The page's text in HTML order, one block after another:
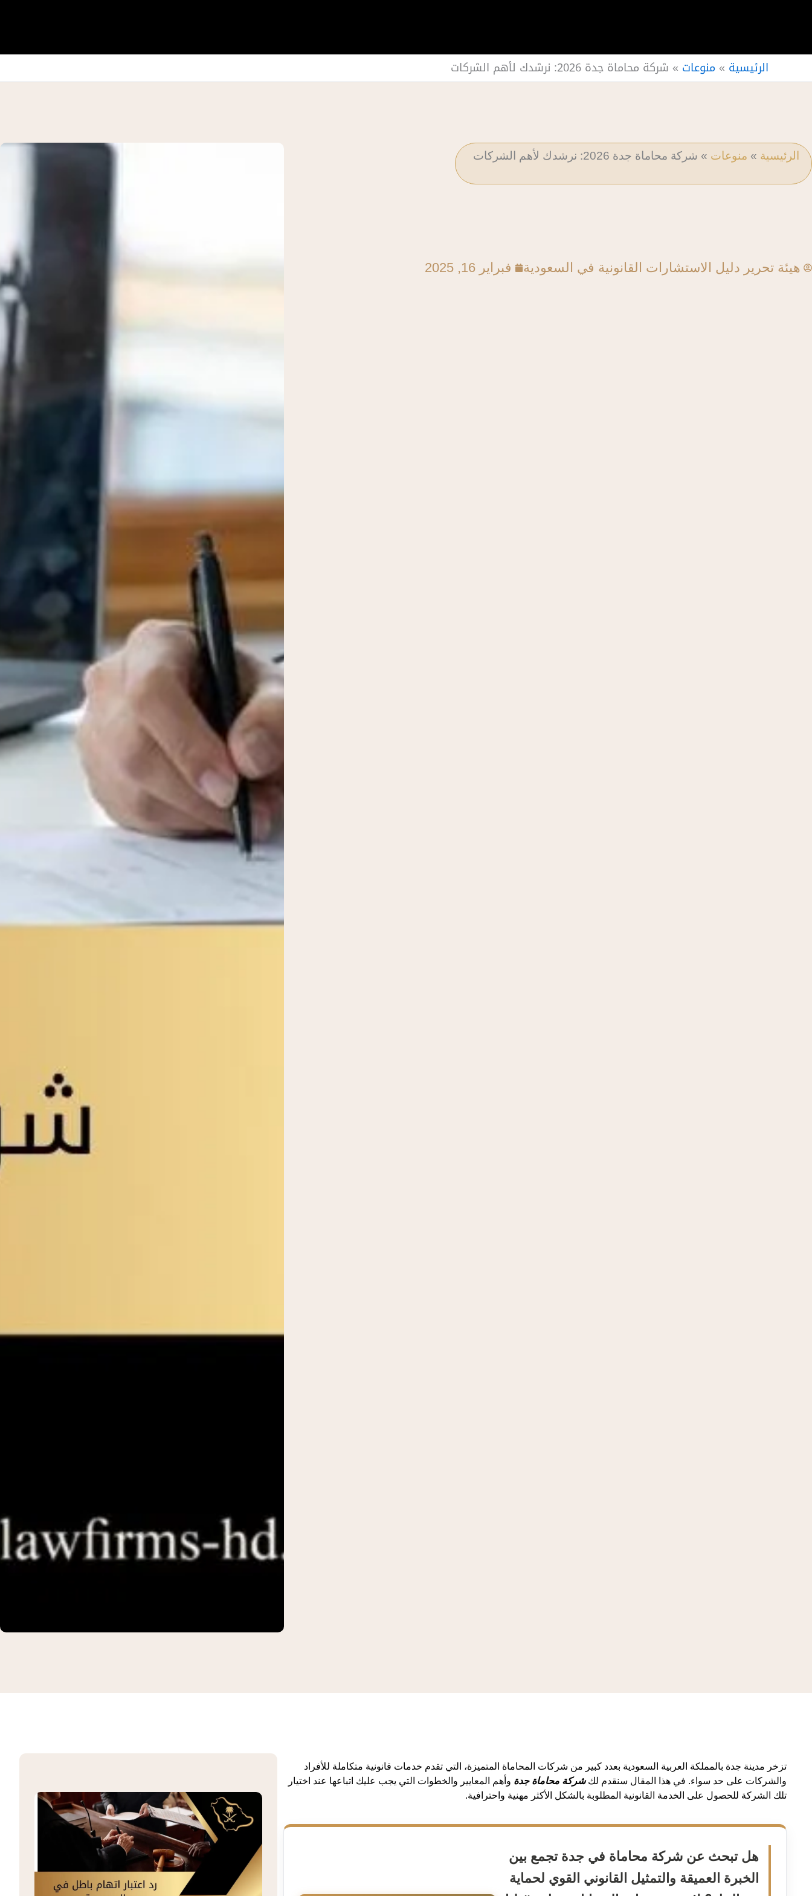
الرئيسية »منوعات » شركة محاماة جدة 2026: نرشدك لأهم الشركات
الرئيسية » منوعات » شركة محاماة جدة 2026: نرشدك لأهم الشركات
هيئة تحرير دليل الاستشارات القانونية في السعودية فبراير 16, 2025
تزخر مدينة جدة بالمملكة العربية السعودية بعدد كبير من شركات المحاماة المتميزة، التي تقدم خدمات قانونية متكاملة للأفراد
والشركات على حد سواء. في هذا المقال سنقدم لكشركة محاماة جدة وأهم المعايير والخطوات التي يجب عليك اتباعها عند اختيار
تلك الشركة للحصول على الخدمة القانونية المطلوبة بالشكل الأكثر مهنية واحترافية.
هل تبحث عن شركة محاماة في جدة تجمع بين
الخبرة العميقة والتمثيل القانوني القوي لحماية